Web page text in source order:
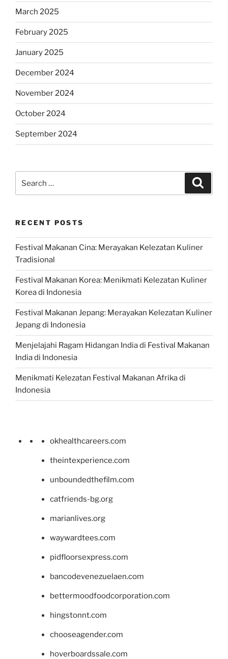
March 2025
February 2025
January 2025
December 2024
November 2024
October 2024
September 2024
for:
RECENT POSTS
Festival Makanan Cina: Merayakan Kelezatan Kuliner
Tradisional
Festival Makanan Korea: Menikmati Kelezatan Kuliner
Korea di Indonesia
Festival Makanan Jepang: Merayakan Kelezatan Kuliner
Jepang di Indonesia
Menjelajahi Ragam Hidangan India di Festival Makanan
India di Indonesia
Menikmati Kelezatan Festival Makanan Afrika di
Indonesia
okhealthcareers.com
theintexperience.com
unboundedthefilm.com
catfriends-bg.org
marianlives.org
waywardtees.com
pidfloorsexpress.com
bancodevenezuelaen.com
bettermoodfoodcorporation.com
hingstonnt.com
chooseagender.com
hoverboardssale.com